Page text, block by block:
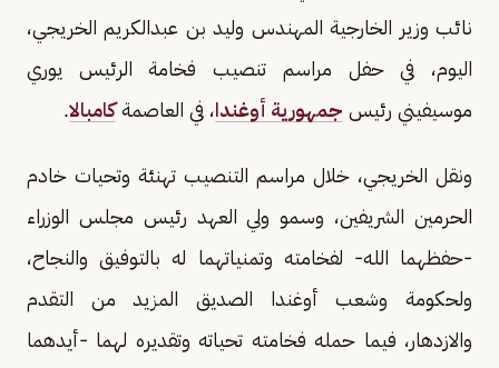
نائب وزير الخارجية المهندس وليد بن عبدالكريم الخريجي،
اليوم، في حفل مراسم تنصيب فخامة الرئيس يوري
موسيفيني رئيس جمهورية أوغندا، في العاصمةكامبالا.
ونقل الخريجي، خلال مراسم التنصيب تهنئة وتحيات خادم
الحرمين الشريفين، وسمو ولي العهد رئيس مجلس الوزراء
-حفظهما الله- لفخامته وتمنياتهما له بالتوفيق والنجاح،
ولحكومة وشعب أوغندا الصديق المزيد من التقدم
والازدهار، فيما حمله فخامته تحياته وتقديره لهما -أيدهما